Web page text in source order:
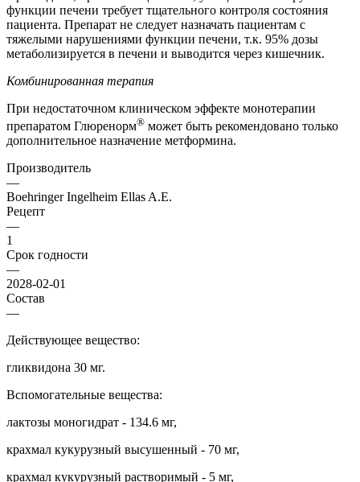
функции печени требует тщательного контроля состояния
пациента. Препарат не следует назначать пациентам с
тяжелыми нарушениями функции печени, т.к. 95% дозы
метаболизируется в печени и выводится через кишечник.
Комбинированная терапия
При недостаточном клиническом эффекте монотерапии
препаратом Глюренорм® может быть рекомендовано только
дополнительное назначение метформина.
Производитель
—
Boehringer Ingelheim Ellas A.E.
Рецепт
—
1
Срок годности
—
2028-02-01
Состав
—
Действующее вещество:
гликвидона 30 мг.
Вспомогательные вещества:
лактозы моногидрат - 134.6 мг,
крахмал кукурузный высушенный - 70 мг,
крахмал кукурузный растворимый - 5 мг,